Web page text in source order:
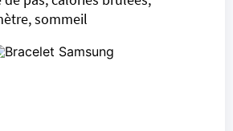
sommeil